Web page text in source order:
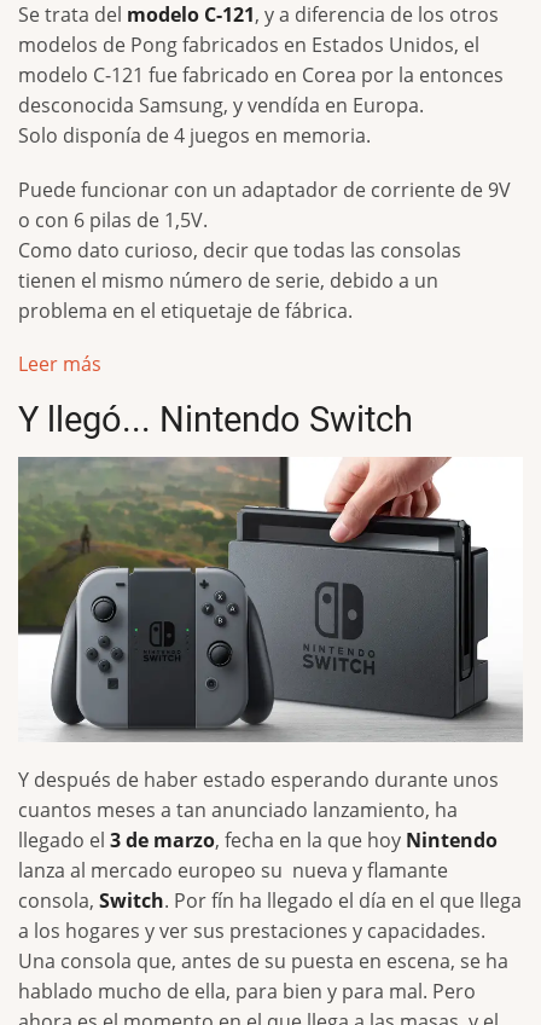
Se trata del modelo C-121, y a diferencia de los otros
modelos de Pong fabricados en Estados Unidos, el
modelo C-121 fue fabricado en Corea por la entonces
desconocida Samsung, y vendída en Europa.
Solo disponía de 4 juegos en memoria.
Puede funcionar con un adaptador de corriente de 9V
o con 6 pilas de 1,5V.
Como dato curioso, decir que todas las consolas
tienen el mismo número de serie, debido a un
problema en el etiquetaje de fábrica.
Leer más
Y llegó... Nintendo Switch
Y después de haber estado esperando durante unos
cuantos meses a tan anunciado lanzamiento, ha
llegado el 3 de marzo, fecha en la que hoy Nintendo
lanza al mercado europeo su nueva y flamante
consola, Switch. Por fín ha llegado el día en el que llega
a los hogares y ver sus prestaciones y capacidades.
Una consola que, antes de su puesta en escena, se ha
hablado mucho de ella, para bien y para mal. Pero